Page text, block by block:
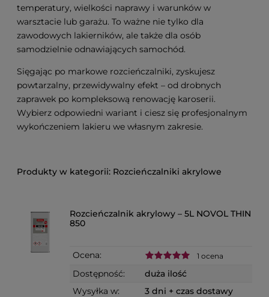
temperatury, wielkości naprawy i warunków w
warsztacie lub garażu. To ważne nie tylko dla
zawodowych lakierników, ale także dla osób
samodzielnie odnawiających samochód.
Sięgając po markowe rozcieńczalniki, zyskujesz
powtarzalny, przewidywalny efekt – od drobnych
zaprawek po kompleksową renowację karoserii.
Wybierz odpowiedni wariant i ciesz się profesjonalnym
wykończeniem lakieru we własnym zakresie.
Rozcieńczalniki akrylowe
Rozcieńczalnik akrylowy – 5L NOVOL THIN
850
Ocena: 1 ocena
Dostępność:
duża ilość
Wysyłka w:
3 dni + czas dostawy